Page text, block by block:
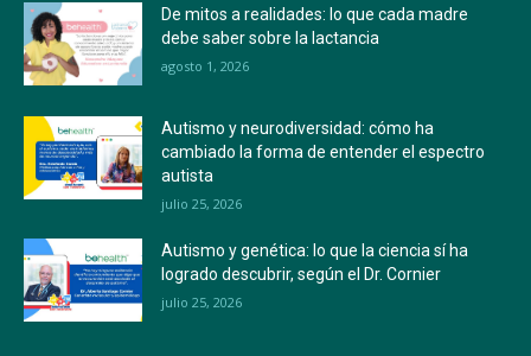
De mitos a realidades: lo que cada madre
debe saber sobre la lactancia
agosto 1, 2026
Autismo y neurodiversidad: cómo ha
cambiado la forma de entender el espectro
autista
julio 25, 2026
Autismo y genética: lo que la ciencia sí ha
logrado descubrir, según el Dr. Cornier
julio 25, 2026